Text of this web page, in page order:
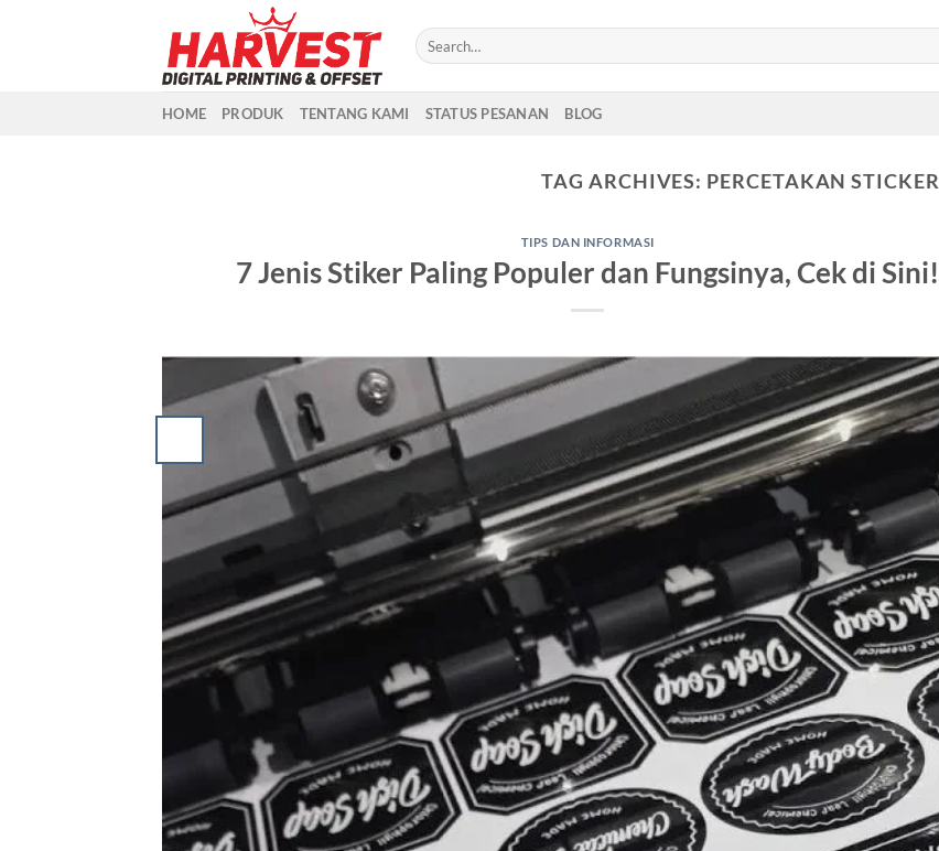
HOME PRODUK TENTANG KAMI STATUS PESANAN BLOG
TAG ARCHIVES: PERCETAKAN STICKER
TIPS DAN INFORMASI
7 Jenis Stiker Paling Populer dan Fungsinya, Cek di Sini!